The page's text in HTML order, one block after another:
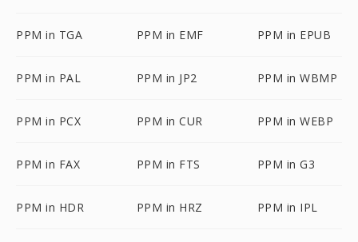
PPM in TGA PPM in EMF PPM in EPUB
PPM in PAL PPM in JP2 PPM in WBMP
PPM in PCX PPM in CUR PPM in WEBP
PPM in FAX PPM in FTS PPM in G3
PPM in HDR PPM in HRZ PPM in IPL